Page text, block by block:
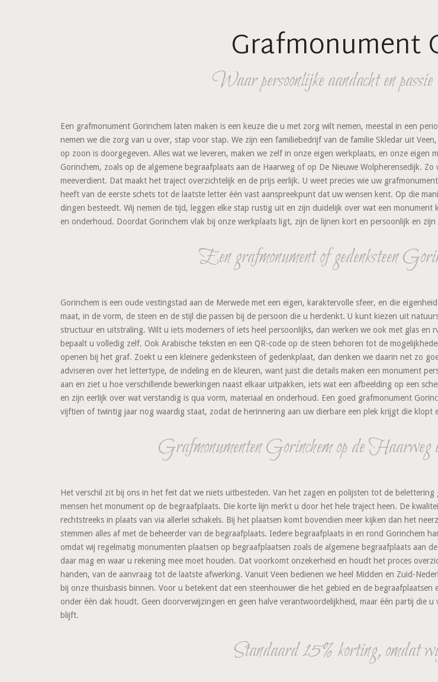
Grafmonument
Waar persoonlijke aandacht en passie
Een grafmonument Gorinchem laten maken is een keuze die u met zorg wilt nemen, meestal in een
nemen we die zorg van u over, stap voor stap. We zijn een familiebedrijf van de familie Skledar uit
op zoon is doorgegeven. Alles wat we leveren, maken we zelf in onze eigen werkplaats, en onze
Gorinchem, zoals op de algemene begraafplaats aan de Haarweg of op De Nieuwe Wolpherensedijk.
meeverdient. Dat maakt het traject overzichtelijk en de prijs eerlijk. U weet precies wie uw
heeft van de eerste schets tot de laatste letter één vast aanspreekpunt dat uw wensen kent. Op die
dingen besteedt. Wij nemen de tijd, leggen elke stap rustig uit en zijn duidelijk over wat een
en onderhoud. Doordat Gorinchem vlak bij onze werkplaats ligt, zijn de lijnen kort en persoonlijk en zijn
Een grafmonument of gedenksteen
Gorinchem is een oude vestingstad aan de Merwede met een eigen, karaktervolle sfeer, en die
maat, in de vorm, de steen en de stijl die passen bij de persoon die u herdenkt. U kunt kiezen uit
structuur en uitstraling. Wilt u iets moderners of iets heel persoonlijks, dan werken we ook met glas
bepaalt u volledig zelf. Ook Arabische teksten en een QR-code op de steen behoren tot de
openen bij het graf. Zoekt u een kleinere gedenksteen of gedenkplaat, dan denken we daarin net zo
adviseren over het lettertype, de indeling en de kleuren, want juist die details maken een monument
aan en ziet u hoe verschillende bewerkingen naast elkaar uitpakken, iets wat een afbeelding op een
en zijn eerlijk over wat verstandig is qua vorm, materiaal en onderhoud. Een goed grafmonument
vijftien of twintig jaar nog waardig staat, zodat de herinnering aan uw dierbare een plek krijgt die klopt
Grafmonumenten Gorinchem op de
Het verschil zit bij ons in het feit dat we niets uitbesteden. Van het zagen en polijsten tot de
mensen het monument op de begraafplaats. Die korte lijn merkt u door het hele traject heen. De
rechtstreeks in plaats van via allerlei schakels. Bij het plaatsen komt bovendien meer kijken dan het
stemmen alles af met de beheerder van de begraafplaats. Iedere begraafplaats in en rond Gorinchem
omdat wij regelmatig monumenten plaatsen op begraafplaatsen zoals de algemene begraafplaats aan
daar mag en waar u rekening mee moet houden. Dat voorkomt onzekerheid en houdt het proces
handen, van de aanvraag tot de laatste afwerking. Vanuit Veen bedienen we heel Midden en Zuid-
bij onze thuisbasis binnen. Voor u betekent dat een steenhouwer die het gebied en de
onder één dak houdt. Geen doorverwijzingen en geen halve verantwoordelijkheid, maar één partij die
blijft.
Standaard 15% korting, omdat